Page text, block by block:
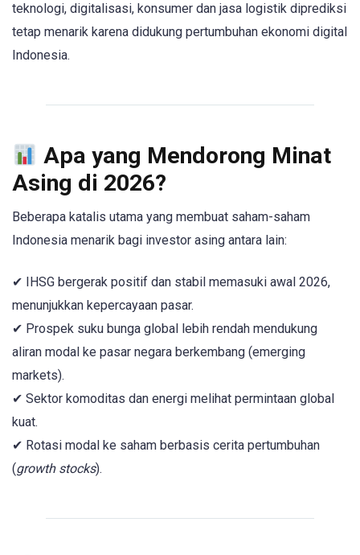
teknologi, digitalisasi, konsumer dan jasa logistik diprediksi
tetap menarik karena didukung pertumbuhan ekonomi digital
Indonesia.
Apa yang Mendorong Minat
Asing di 2026?
Beberapa katalis utama yang membuat saham-saham
Indonesia menarik bagi investor asing antara lain:
✔ IHSG bergerak positif dan stabil memasuki awal 2026,
menunjukkan kepercayaan pasar.
✔ Prospek suku bunga global lebih rendah mendukung
aliran modal ke pasar negara berkembang (emerging
markets).
✔ Sektor komoditas dan energi melihat permintaan global
kuat.
✔ Rotasi modal ke saham berbasis cerita pertumbuhan
(growth stocks).